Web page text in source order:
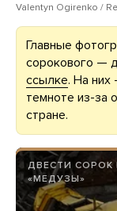
Valentyn Ogirenko /
Главные
сорокового —
ссылке. На них
темноте из-за
стране.
ДВЕСТИ
«МЕДУЗЫ»